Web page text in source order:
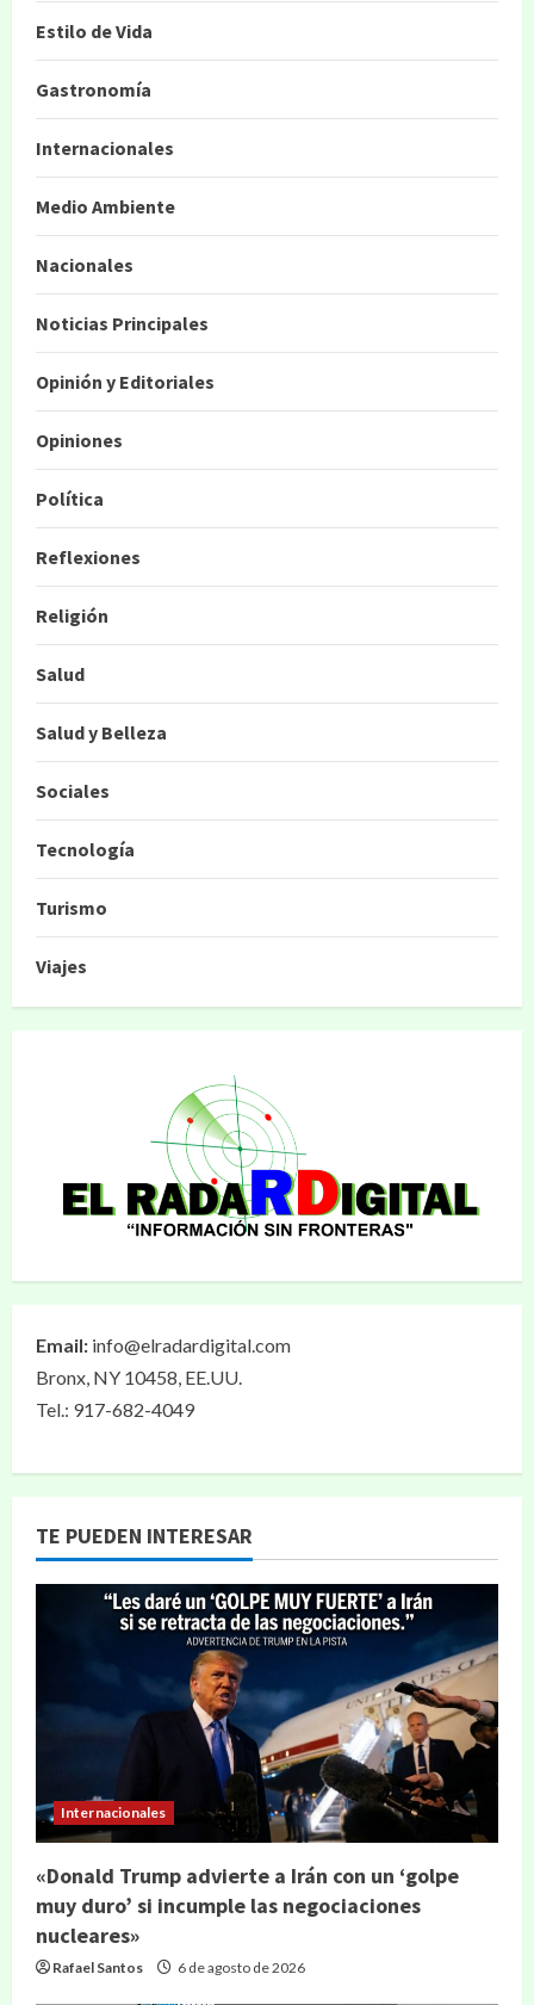
Estilo de Vida
Gastronomía
Internacionales
Medio Ambiente
Nacionales
Noticias Principales
Opinión y Editoriales
Opiniones
Política
Reflexiones
Religión
Salud
Salud y Belleza
Sociales
Tecnología
Turismo
Viajes
Email: info@elradardigital.com
Bronx, NY 10458, EE.UU.
Tel.: 917-682-4049
TE PUEDEN INTERESAR
Internacionales
«Donald Trump advierte a Irán con un ‘golpe
muy duro’ si incumple las negociaciones
nucleares»
Rafael Santos 6 de agosto de 2026